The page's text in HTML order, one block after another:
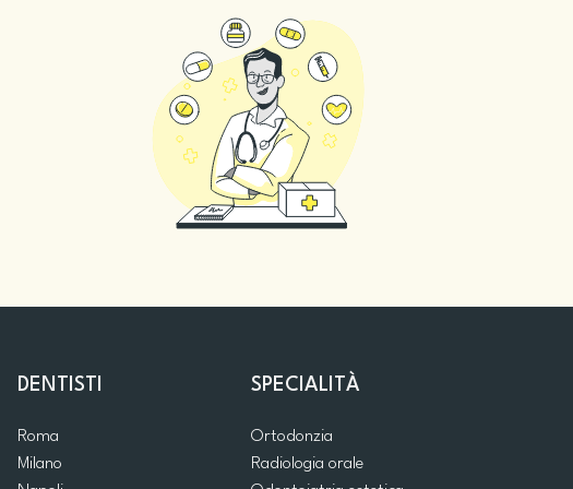
DENTISTI
Roma
Milano
SPECIALITÀ
Ortodonzia
Radiologia orale